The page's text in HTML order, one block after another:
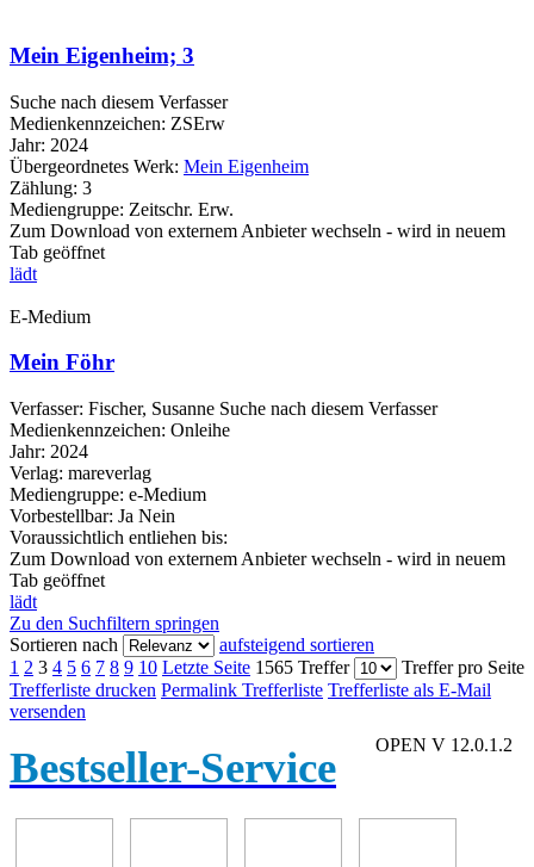
Mein Eigenheim; 3
Suche nach diesem Verfasser
Medienkennzeichen: ZSErw
Jahr: 2024
Übergeordnetes Werk: Mein Eigenheim
Zählung: 3
Mediengruppe: Zeitschr. Erw.
Zum Download von externem Anbieter wechseln - wird in neuem
Tab geöffnet
lädt
E-Medium
Mein Föhr
Verfasser: Fischer, Susanne Suche nach diesem Verfasser
Medienkennzeichen: Onleihe
Jahr: 2024
Verlag: mareverlag
Mediengruppe: e-Medium
Vorbestellbar: Ja Nein
Voraussichtlich entliehen bis:
Zum Download von externem Anbieter wechseln - wird in neuem
Tab geöffnet
lädt
Zu den Suchfiltern springen
Sortieren nach
aufsteigend sortieren
1 2 3 4 5 6 7 8 9 10 Letzte Seite 1565 Treffer
Treffer pro Seite
Trefferliste drucken Permalink Trefferliste Trefferliste als E-Mail
versenden
OPEN V 12.0.1.2
Bestseller-Service